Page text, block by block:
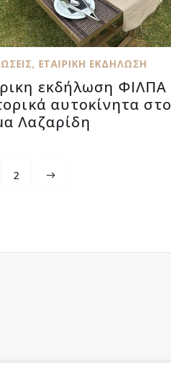
, ΕΤΑΙΡΙΚΉ ΕΚΔΉΛΩΣΗ
εκδήλωση ΦΙΛΠΑ
αυτοκίνητα στο
Λαζαρίδη
2